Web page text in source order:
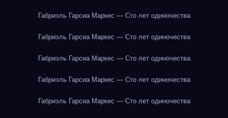
Габриэль Гарсиа Маркес — Сто лет одиночества
Габриэль Гарсиа Маркес — Сто лет одиночества
Габриэль Гарсиа Маркес — Сто лет одиночества
Габриэль Гарсиа Маркес — Сто лет одиночества
Габриэль Гарсиа Маркес — Сто лет одиночества